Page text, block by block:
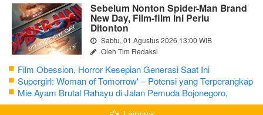
Sebelum Nonton Spider-Man Brand
New Day, Film-film Ini Perlu
Ditonton
Sabtu, 01 Agustus 2026 13:00 WIB
Oleh Tim Redaksi
Film Obession, Horror Kesepian Generasi Saat Ini
Supergirl: Woman of Tomorrow' – Potensi yang Terperangkap
dalam Narasi Generik
Mie Ayam Brutal Rahayu di Jalan Pemuda Bojonegoro,
Kuliner dengan Banyak Pilihan Menu